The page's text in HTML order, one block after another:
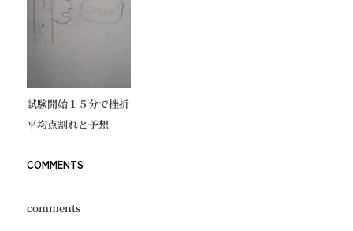
試験開始１５分で挫折
平均点割れと予想
COMMENTS
comments